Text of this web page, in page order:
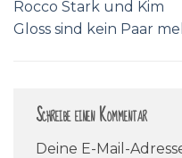
Rocco Stark und Kim
Gloss sind kein Paar
Schreibe einen Kommentar
Deine E-Mail-